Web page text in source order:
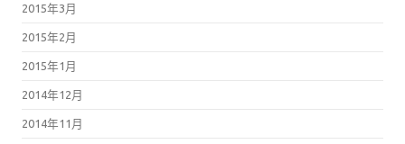
2015年3月
2015年2月
2015年1月
2014年12月
2014年11月